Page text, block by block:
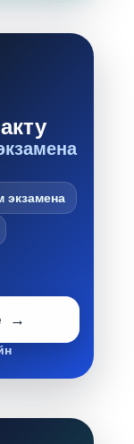
экзамена